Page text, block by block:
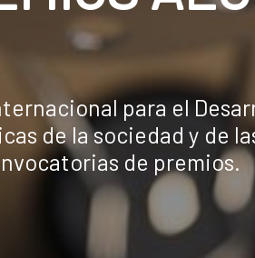
para el
de la sociedad y de
de premios.